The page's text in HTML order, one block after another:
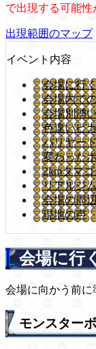
で出現する可能性
出現範囲のマップ
イベント内容
会場に行
会場内で
会場別湧
色違いピ
バリヤー
変わった
2kmタマ
リアルジ
会場の周
現地の声
会場に行
会場に向かう前に
モンスター